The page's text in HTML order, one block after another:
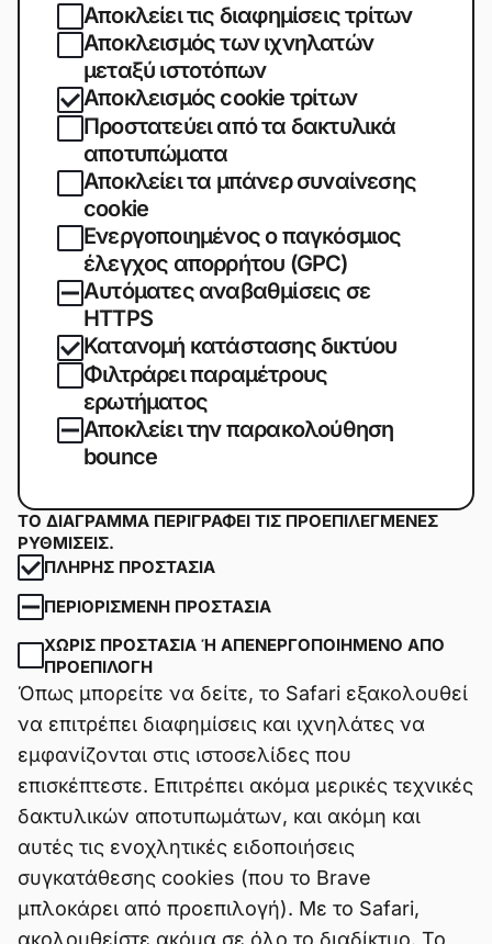
Αποκλείει τις διαφημίσεις τρίτων
Αποκλεισμός των ιχνηλατών
μεταξύ ιστοτόπων
Αποκλεισμός cookie τρίτων
Προστατεύει από τα δακτυλικά
αποτυπώματα
Αποκλείει τα μπάνερ συναίνεσης
cookie
Ενεργοποιημένος ο παγκόσμιος
έλεγχος απορρήτου (GPC)
Αυτόματες αναβαθμίσεις σε
HTTPS
Κατανομή κατάστασης δικτύου
Φιλτράρει παραμέτρους
ερωτήματος
Αποκλείει την παρακολούθηση
bounce
ΤΟ ΔΙΆΓΡΑΜΜΑ ΠΕΡΙΓΡΆΦΕΙ ΤΙΣ ΠΡΟΕΠΙΛΕΓΜΈΝΕΣ
ΡΥΘΜΊΣΕΙΣ.
ΠΛΉΡΗΣ ΠΡΟΣΤΑΣΊΑ
ΠΕΡΙΟΡΙΣΜΈΝΗ ΠΡΟΣΤΑΣΊΑ
ΧΩΡΊΣ ΠΡΟΣΤΑΣΊΑ Ή ΑΠΕΝΕΡΓΟΠΟΙΗΜΈΝΟ ΑΠΌ Π
ΡΟΕΠΙΛΟΓΉ
Όπως μπορείτε να δείτε, το Safari εξακολουθεί
να επιτρέπει διαφημίσεις και ιχνηλάτες να
εμφανίζονται στις ιστοσελίδες που
επισκέπτεστε. Επιτρέπει ακόμα μερικές τεχνικές
δακτυλικών αποτυπωμάτων, και ακόμη και
αυτές τις ενοχλητικές ειδοποιήσεις
συγκατάθεσης cookies (που το Brave
μπλοκάρει από προεπιλογή). Με το Safari,
ακολουθείστε ακόμα σε όλο το διαδίκτυο. Το